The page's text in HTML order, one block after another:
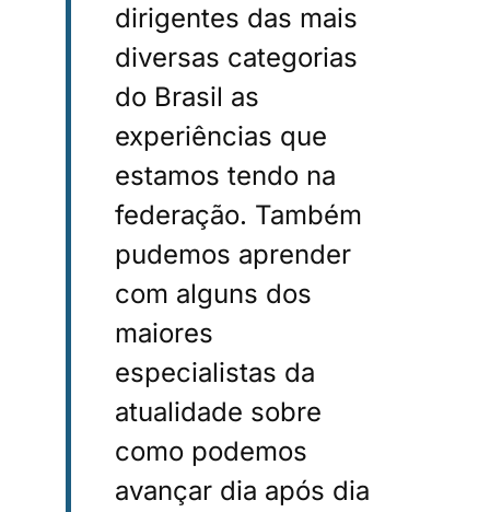
dirigentes das mais
diversas categorias
do Brasil as
experiências que
estamos tendo na
federação. Também
pudemos aprender
com alguns dos
maiores
especialistas da
atualidade sobre
como podemos
avançar dia após dia